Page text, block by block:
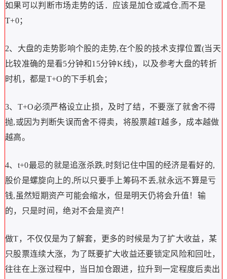
如果可以判断市场走势的话．应该是加仓或减仓,而不是
T+0；
2、大盘的走势影响个股的走势,在个股的技术支撑位置(当天
比较准确的是看5分钟和15分钟K线)，以及参考大盘的转折
时机，都是T+O的下手机会；
3、T+O必须严格设立止损，及时了结，不要涨了就舍不得
抛,或因为判断失误而舍不得卖，将股票越T越多，成本越做
越高。
4、t+0最忌的就是追涨杀跌,时刻记住中国的经济是看好的,
股价是螺旋向上的,所以只要手上筹码不丢,就永远不算是亏
钱,虽然短期资产可能会缩水，但是明天仍将会升值！输
的，只是时间，绝对不会是资产！
做T，不仅仅是为了解套，更多的时候是为了扩大收益，某
只股票连续大涨，为了既要扩大收益还要锁定风险和回吐，
往往在上涨过程中，当日加仓跟进，拉升到一定程度后卖出